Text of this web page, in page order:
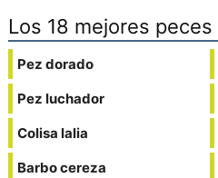
Los 18 mejores peces
Pez dorado
Pez luchador
Colisa lalia
Barbo cereza